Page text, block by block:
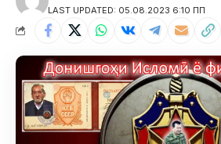
LAST UPDATED: 05.08.2023 6:10 ПП